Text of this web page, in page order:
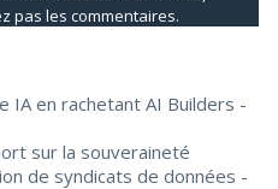
pas les commentaires.
IA en rachetant AI Builders -
sur la souveraineté
de syndicats de données -